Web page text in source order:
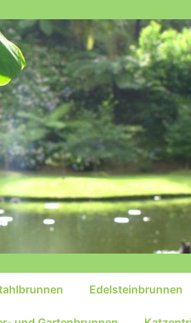
Edelsteinbrunnen